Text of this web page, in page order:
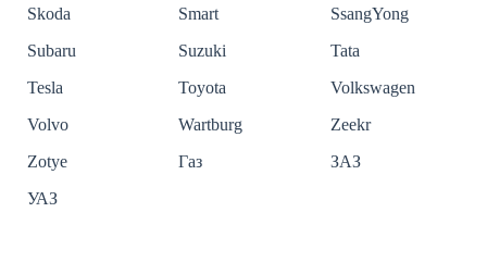
Skoda
Smart
SsangYong
Subaru
Suzuki
Tata
Tesla
Toyota
Volkswagen
Volvo
Wartburg
Zeekr
Zotye
Газ
ЗАЗ
УАЗ